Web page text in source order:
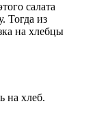
салата
Тогда из
на хлебцы
на хлеб.